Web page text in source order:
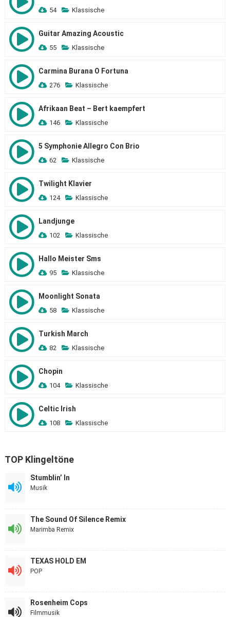
54 Klassische
Guitar Amazing Acoustic
55 Klassische
Carmina Burana O Fortuna
276 Klassische
Afrikaan Beat – Bert kaempfert
146 Klassische
5 Symphonie Allegro Con Brio
62 Klassische
Twilight Klavier
124 Klassische
Landjunge
102 Klassische
Hallo Meister Sms
95 Klassische
Moonlight Sonata
58 Klassische
Turkish March
82 Klassische
Chopin
104 Klassische
Celtic Irish
108 Klassische
TOP Klingeltöne
Stumblin’ In
Musik
The Sound Of Silence Remix
Marimba Remix
TEXAS HOLD EM
POP
Rosenheim Cops
Filmmusik